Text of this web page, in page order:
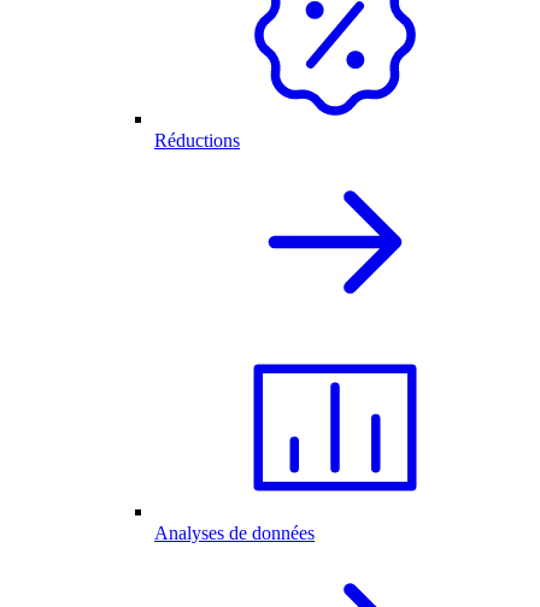
Réductions
Analyses de données